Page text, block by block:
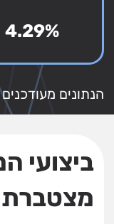
4.29%
הנתונים מעודכנים ליום
ביצועי
מצטברת